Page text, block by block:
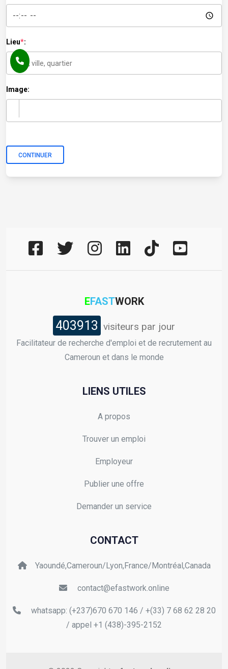
Lieu*:
Image:
EFASTWORK
403913 visiteurs par jour
Facilitateur de recherche d'emploi et de recrutement au
Cameroun et dans le monde
LIENS UTILES
A propos
Trouver un emploi
Employeur
Publier une offre
Demander un service
CONTACT
Yaoundé,Cameroun/Lyon,France/Montréal,Canada
contact@efastwork.online
whatsapp: (+237)670 670 146 / +(33) 7 68 62 28 20
/ appel +1 (438)-395-2152